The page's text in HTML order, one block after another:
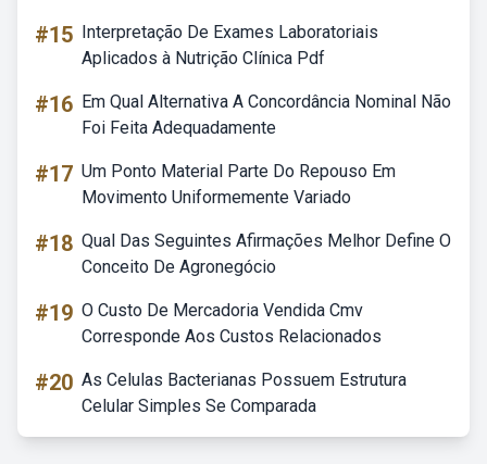
#15 Interpretação De Exames Laboratoriais
Aplicados à Nutrição Clínica Pdf
#16 Em Qual Alternativa A Concordância Nominal Não
Foi Feita Adequadamente
#17 Um Ponto Material Parte Do Repouso Em
Movimento Uniformemente Variado
#18 Qual Das Seguintes Afirmações Melhor Define O
Conceito De Agronegócio
#19 O Custo De Mercadoria Vendida Cmv
Corresponde Aos Custos Relacionados
#20 As Celulas Bacterianas Possuem Estrutura
Celular Simples Se Comparada